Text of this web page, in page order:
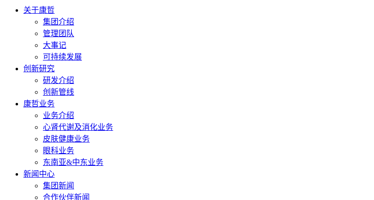
关于康哲
集团介绍
管理团队
大事记
可持续发展
创新研究
研发介绍
创新管线
康哲业务
业务介绍
心肾代谢及消化业务
皮肤健康业务
眼科业务
东南亚&中东业务
新闻中心
集团新闻
合作伙伴新闻